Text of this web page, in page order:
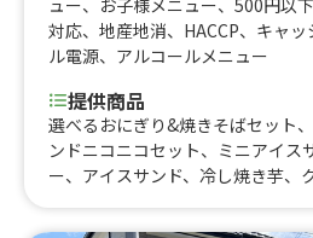
ュー、 お子様メニュー、 500円以
対応、 地産地消、 HACCP、 キャッ
ル電源、 アルコールメニュー
提供商品
選べるおにぎり&焼きそばセット
ンドニコニコセット、ミニアイス
ー、アイスサンド、冷し焼き芋、
グ、トルティーヤ、オリジナルア